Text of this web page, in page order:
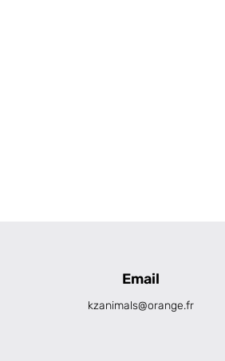
Email
kzanimals@orange.fr